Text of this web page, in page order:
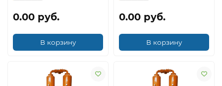
0.00 руб.
В корзину
0.00 руб.
В корзину